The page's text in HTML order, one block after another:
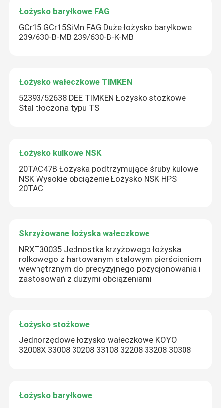
Łożysko baryłkowe FAG
GCr15 GCr15SiMn FAG Duże łożysko baryłkowe
239/630-B-MB 239/630-B-K-MB
Łożysko wałeczkowe TIMKEN
52393/52638 DEE TIMKEN Łożysko stożkowe
Stal tłoczona typu TS
Łożysko kulkowe NSK
20TAC47B Łożyska podtrzymujące śruby kulowe
NSK Wysokie obciążenie Łożysko NSK HPS
20TAC
Skrzyżowane łożyska wałeczkowe
NRXT30035 Jednostka krzyżowego łożyska
rolkowego z hartowanym stalowym pierścieniem
wewnętrznym do precyzyjnego pozycjonowania i
zastosowań z dużymi obciążeniami
Łożysko stożkowe
Jednorzędowe łożysko wałeczkowe KOYO
32008X 33008 30208 33108 32208 33208 30308
Łożysko baryłkowe